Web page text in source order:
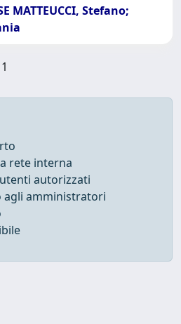
MATTEUCCI, Stefano;
rete interna
autorizzati
agli amministratori